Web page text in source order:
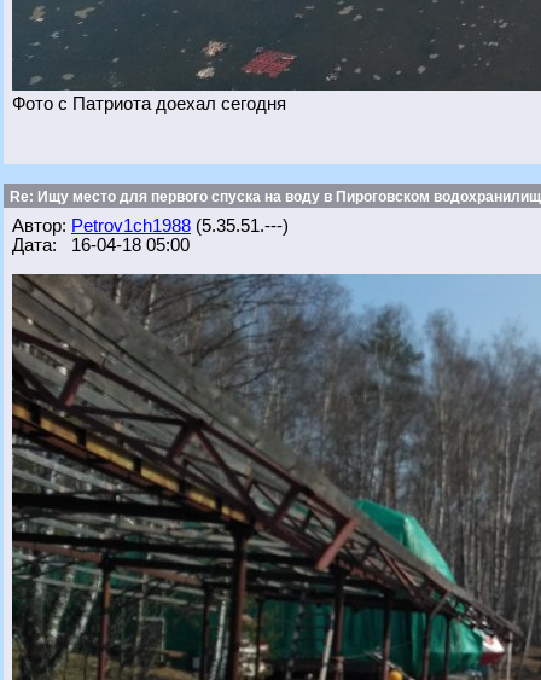
Фото с Патриота доехал сегодня
Re: Ищу место для первого спуска на воду в Пироговском
Автор: Petrov1ch1988 (5.35.51.---)
Дата: 16-04-18 05:00